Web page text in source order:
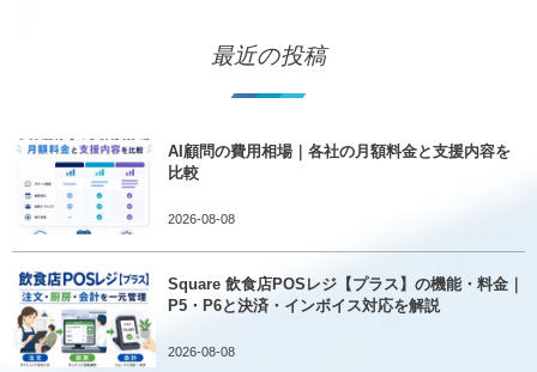
最近の投稿
AI顧問の費用相場｜各社の月額料金と支援内容を
比較
2026-08-08
Square 飲食店POSレジ【プラス】の機能・料金｜
P5・P6と決済・インボイス対応を解説
2026-08-08